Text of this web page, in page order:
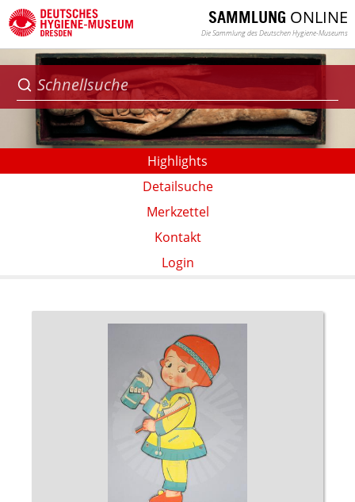
SAMMLUNG ONLINE
Die Sammlung des Deutschen Hygiene-Museums
Highlights
Detailsuche
Merkzettel
Kontakt
Login